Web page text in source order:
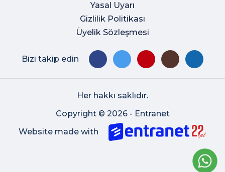
Yasal Uyarı
Gizlilik Politikası
Üyelik Sözleşmesi
Bizi takip edin
Her hakkı saklıdır.
Copyright © 2026 - Entranet
Website made with